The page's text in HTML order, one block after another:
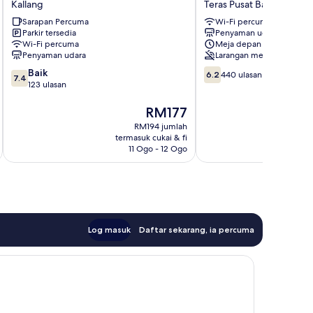
Kallang
Kallang
Sarapan Percuma
Parkir tersedia
Wi-Fi percuma
Penyaman udara
7.4
daripada
7.4 Baik
123 ulasan
Harga
ialah
RM177
RM177
RM194 jumlah
termasuk cukai & fi
11 Ogo - 12 Ogo
Bugis
Teras
Pusat
Bandar
Teras Pusat Bandar
Wi-Fi percuma
Penyaman udara
Meja depan 24/7
Larangan merokok
6.2
daripada
6.2 440 ulasan
Log masuk Daftar sekarang, ia percuma